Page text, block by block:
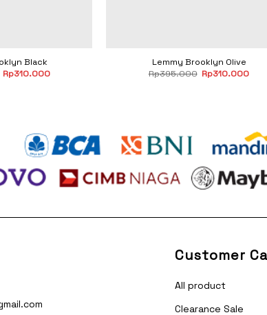
Black
Original
price
Rp310.000Current
Lemmy Brooklyn Olive
Rp395.000 Original
price
Rp310.000
Customer
All product
Clearance Sale